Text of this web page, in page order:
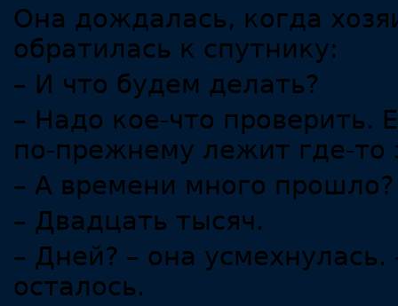
Она дождалась, когда
обратилась к спутнику:
– И что будем делать?
– Надо кое-что проверить.
по-прежнему лежит где-то
– А времени много прошло?
– Двадцать тысяч.
– Дней? – она
осталось.